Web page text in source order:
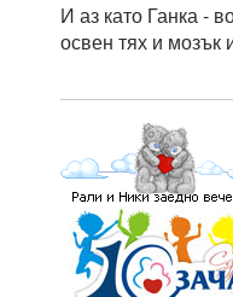
И аз като Ганка -
освен тях и мозък